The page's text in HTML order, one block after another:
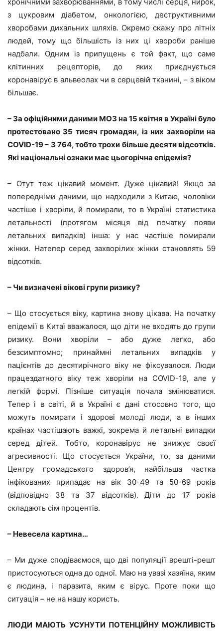
з цукровим діабетом, онкологією, деструктивними
хворобами дихальних шляхів. Окремо скажу про літніх
людей, тому що більшість із них ці хвороби раніше
надбали. Одним із припущень є той факт, що саме
клітинних рецепторів, до яких приєднується
коронавірус в альвеолах чи в серцевій тканині, – з віком
більшає.
– За офіційними даними МОЗ на 15 квітня в Україні було
протестовано 35 тисяч громадян, із них захворіли на
COVID-19 – 3 764, тобто трохи більше десяти відсотків.
Які національні ознаки має цьогорічна епідемія?
– Отут теж цікавий момент. Дуже цікавий! Якщо за
попередніми даними, що надходили з Китаю, чоловіки
частіше і хворіли, й помирали, то в Україні статистика
летальності (протягом місяця від початку появи
летальних випадків) інша: у нас частіше помирали
жінки. Натепер серед захворілих жінки становлять 59
відсотків.
– Чи визначені вікові групи ризику?
– Що стосується віку, картина знову цікава. На початку
епідемії в Китаї вважалося, що діти не входять до групи
ризику. Вони хворіли – або дуже легко, або
безсимптомно; принаймні летальних випадків у
пацієнтів до десятирічного віку не фіксувалося. Люди
працездатного віку теж хворіли на COVID-19, але у
легкій формі. Пізніше ситуація почала змінюватися.
Тепер і в світі, й в Україні є дані стосовно того, що
можуть помирати і здорові молоді люди, а в інших
країнах частішають важкі, зокрема й летальні випадки
серед дітей. Тобто, коронавірус не знижує своєї
агресивності. Що стосується України, то, за даними
Центру громадського здоров’я, найбільша частка
інфікованих припадає на вік 30-49 та 50-69 років
(відповідно 38 та 37 відсотків). Діти до 17 років
складають сім процентів.
– Невесела картина…
– Ми дуже сподіваємося, що дві популяції врешті-решт
пристосуються одна до одної. Маю на увазі хазяїна, яким
є людина, і паразита, яким є вірус. Проте поки що
ситуація – не на нашу користь.
ЛЮДИ МАЮТЬ УСУНУТИ ПОТЕНЦІЙНУ МОЖЛИВІСТЬ